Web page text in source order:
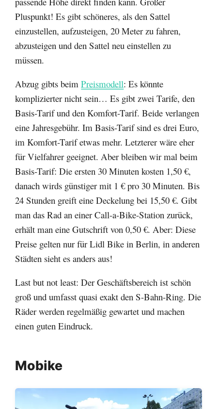
Pluspunkt! Es gibt schöneres, als den Sattel
einzustellen, aufzusteigen, 20 Meter zu fahren,
abzusteigen und den Sattel neu einstellen zu
müssen.
Abzug gibts beimPreismodell: Es könnte
komplizierter nicht sein… Es gibt zwei Tarife, den
Basis-Tarif und den Komfort-Tarif. Beide verlangen
eine Jahresgebühr. Im Basis-Tarif sind es drei Euro,
im Komfort-Tarif etwas mehr. Letzterer wäre eher
für Vielfahrer geeignet. Aber bleiben wir mal beim
Basis-Tarif: Die ersten 30 Minuten kosten 1,50 €,
danach wirds günstiger mit 1 € pro 30 Minuten. Bis
24 Stunden greift eine Deckelung bei 15,50 €. Gibt
man das Rad an einer Call-a-Bike-Station zurück,
erhält man eine Gutschrift von 0,50 €. Aber: Diese
Preise gelten nur für Lidl Bike in Berlin, in anderen
Städten sieht es anders aus!
Last but not least: Der Geschäftsbereich ist schön
groß und umfasst quasi exakt den S-Bahn-Ring. Die
Räder werden regelmäßig gewartet und machen
einen guten Eindruck.
Mobike